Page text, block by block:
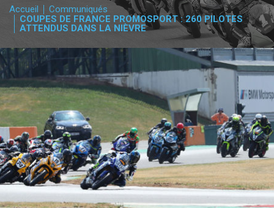
PARTENAIRES
accéder à la billetterie
Accueil
Communiqués
COUPES DE FRANCE PROMOSPORT : 260 PILOTES
ATTENDUS DANS LA NIÈVRE